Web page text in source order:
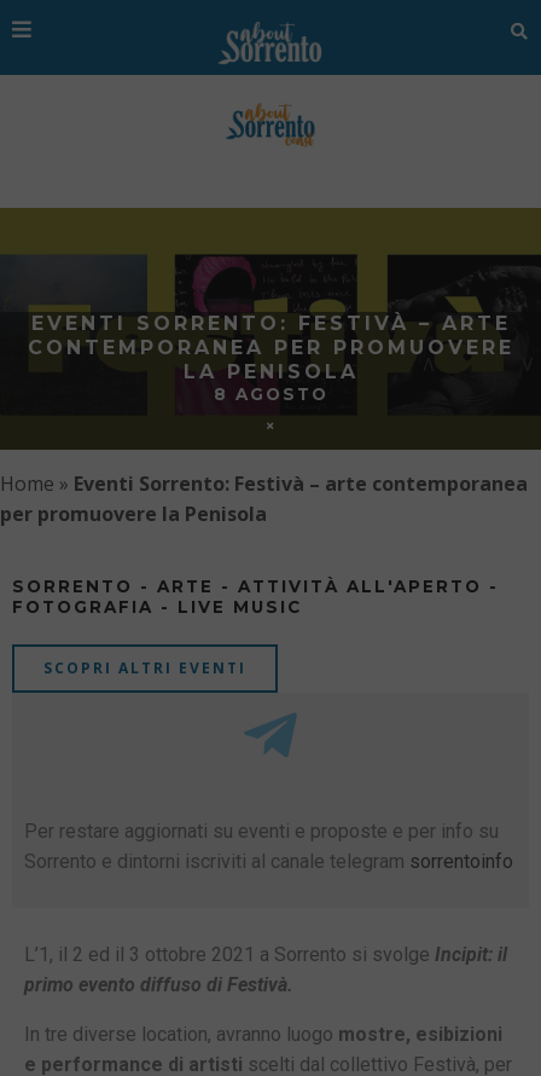
EVENTI SORRENTO: FESTIVÀ – ARTE
CONTEMPORANEA PER PROMUOVERE
LA PENISOLA
8 AGOSTO
Home » Eventi Sorrento: Festivà – arte contemporanea
per promuovere la Penisola
SORRENTO - ARTE - ATTIVITÀ ALL'APERTO -
FOTOGRAFIA - LIVE MUSIC
SCOPRI ALTRI EVENTI
Per restare aggiornati su eventi e proposte e per info su
Sorrento e dintorni iscriviti al canale telegram sorrentoinfo
L’1, il 2 ed il 3 ottobre 2021 a Sorrento si svolge Incipit: il
primo evento diffuso di Festivà.
In tre diverse location, avranno luogo mostre, esibizioni
e performance di artisti scelti dal collettivo Festivà, per